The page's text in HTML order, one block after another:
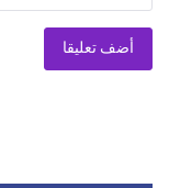
أضف تعليقا